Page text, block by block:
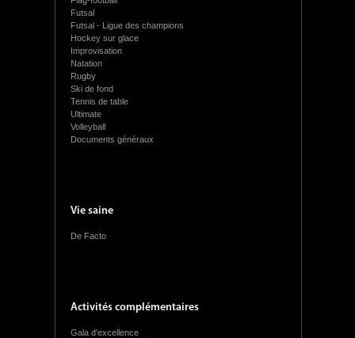
Futsal
Futsal - Ligue des champions
Hockey sur glace
Improvisation
Natation
Rugby
Ski de fond
Tennis de table
Ultimate
Volleyball
Documents généraux
Vie saine
De Facto
Activités complémentaires
Gala d'excellence